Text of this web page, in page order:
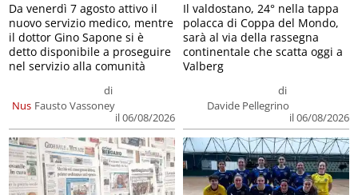
Nus
di
Fausto Vassoney
il 06/08/2026
Da venerdì 7 agosto attivo il
nuovo servizio medico, mentre
il dottor Gino Sapone si è
detto disponibile a proseguire
nel servizio alla comunità
di
Davide Pellegrino
il 06/08/2026
Il valdostano, 24° nella tappa
polacca di Coppa del Mondo,
sarà al via della rassegna
continentale che scatta oggi a
Valberg